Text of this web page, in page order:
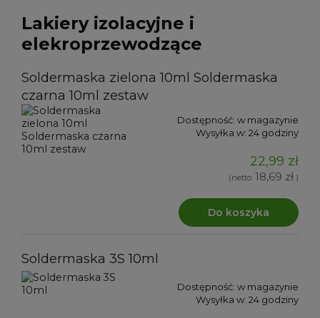
Lakiery izolacyjne i
elekroprzewodzące
Soldermaska zielona 10ml Soldermaska
czarna 10ml zestaw
Dostępność: w magazynie
Wysyłka w: 24 godziny
22,99 zł
(netto: 18,69 zł )
Do koszyka
Soldermaska 3S 10ml
Dostępność: w magazynie
Wysyłka w: 24 godziny